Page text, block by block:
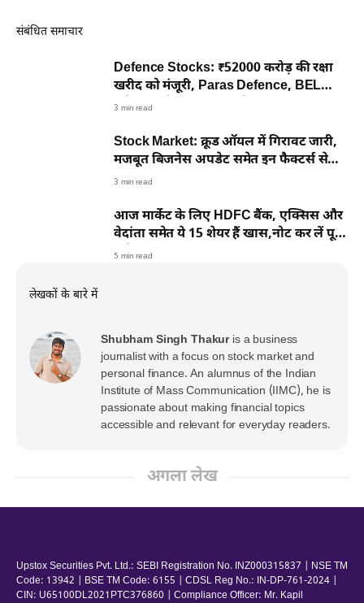
संबंधित समाचार
Defence Stocks: ₹52000 करोड़ की रक्षा
खरीद को मंजूरी, Paras Defence, BEL
समेत कई शेयर 6% तक चढ़े
3 min read
Stock Market: क्रूड ऑयल में गिरावट जारी,
मजबूत बिजनेस अपडेट समेत इन फैक्टर्स से
चढ़ा बाजार
3 min read
आज मार्केट के लिए HDFC बैंक, एक्सिस और
वेदांता समेत ये 15 शेयर हैं खास,नोट कर लें पूरी
डीटेल
5 min read
लेखकों के बारे में
Shubham Singh Thakur is a business
journalist with a focus on stock market and
personal finance. An alumnus of the Indian
Institute of Mass Communication (IIMC), he is
passionate about making financial topics
accessible and relevant for everyday readers.
अगला लेख
Upstox Securities Pvt. Ltd.: SEBI Registration No. INZ000315837 | NSE TM
Code: 13942 | BSE TM Code: 6155 | CDSL Reg No.: IN-DP-761-2024 |
CIN: U65100DL2021PTC376860 | Compliance Officer: Mr. Kapil